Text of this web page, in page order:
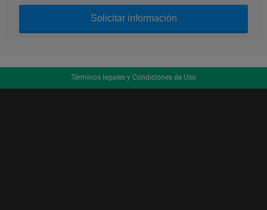
Solicitar información
Términos legales y Condiciones de Uso